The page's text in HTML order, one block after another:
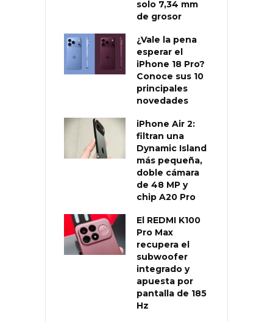
solo 7,34 mm
de grosor
¿Vale la pena
esperar el
iPhone 18 Pro?
Conoce sus 10
principales
novedades
iPhone Air 2:
filtran una
Dynamic Island
más pequeña,
doble cámara
de 48 MP y
chip A20 Pro
El REDMI K100
Pro Max
recupera el
subwoofer
integrado y
apuesta por
pantalla de 185
Hz